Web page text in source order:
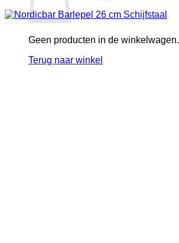
Geen producten in de winkelwagen.
Terug naar winkel